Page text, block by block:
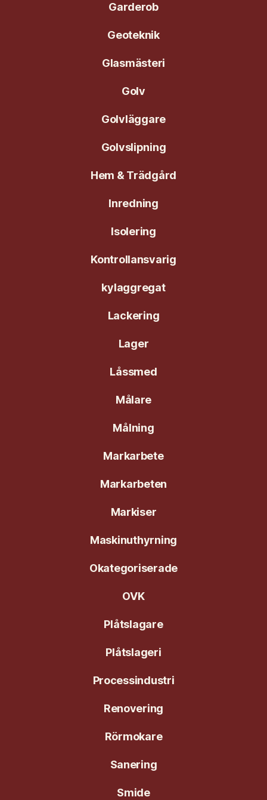
Garderob
Geoteknik
Glasmästeri
Golv
Golvläggare
Golvslipning
Hem & Trädgård
Inredning
Isolering
Kontrollansvarig
kylaggregat
Lackering
Lager
Låssmed
Målare
Målning
Markarbete
Markarbeten
Markiser
Maskinuthyrning
Okategoriserade
OVK
Plåtslagare
Plåtslageri
Processindustri
Renovering
Rörmokare
Sanering
Smide